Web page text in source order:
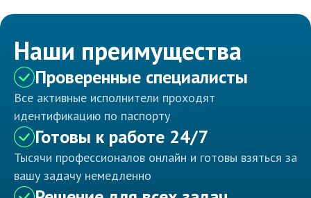
Наши преимущества
Проверенные специалисты
Все активные исполнители проходят
идентификацию по паспорту
Готовы к работе 24/7
Тысячи профессионалов онлайн и готовы взяться за
вашу задачу немедленно